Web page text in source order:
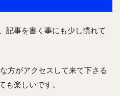
記事を書く事にも少し慣れて
方がアクセスして来て下さる
も楽しいです。